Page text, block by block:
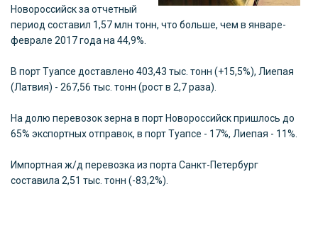
Новороссийск за отчетный
период составил 1,57 млн тонн, что больше, чем в январе-
феврале 2017 года на 44,9%.
В порт Туапсе доставлено 403,43 тыс. тонн (+15,5%), Лиепая
(Латвия) - 267,56 тыс. тонн (рост в 2,7 раза).
На долю перевозок зерна в порт Новороссийск пришлось до
65% экспортных отправок, в порт Туапсе - 17%, Лиепая - 11%.
Импортная ж/д перевозка из порта Санкт-Петербург
составила 2,51 тыс. тонн (-83,2%).